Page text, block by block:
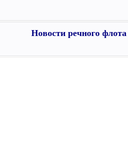
Новости речного